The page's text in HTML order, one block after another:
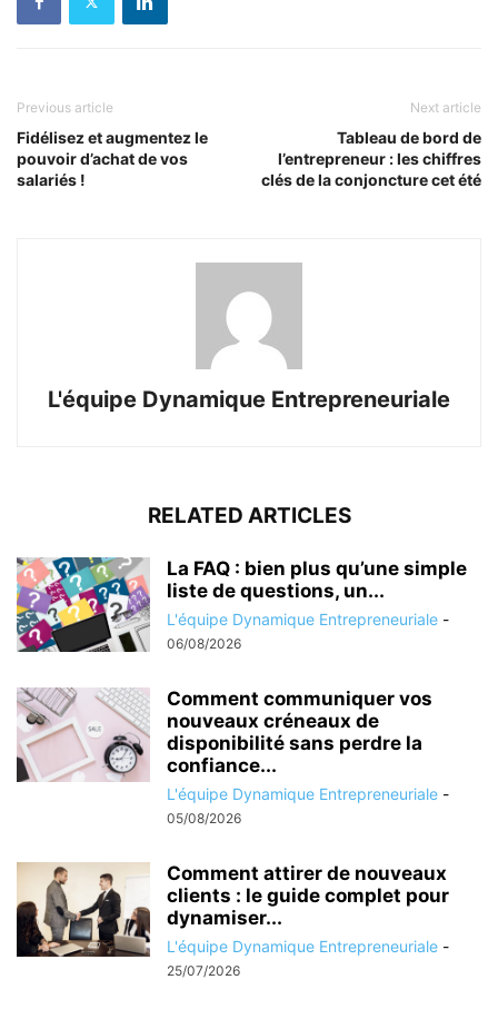
Previous article
Fidélisez et augmentez le
pouvoir d’achat de vos
salariés !
Next article
Tableau de bord de
l’entrepreneur : les chiffres
clés de la conjoncture cet été
L'équipe Dynamique Entrepreneuriale
RELATED ARTICLES
La FAQ : bien plus qu’une simple
liste de questions, un...
L'équipe Dynamique Entrepreneuriale -
06/08/2026
Comment communiquer vos
nouveaux créneaux de
disponibilité sans perdre la
confiance...
L'équipe Dynamique Entrepreneuriale -
05/08/2026
Comment attirer de nouveaux
clients : le guide complet pour
dynamiser...
L'équipe Dynamique Entrepreneuriale -
25/07/2026